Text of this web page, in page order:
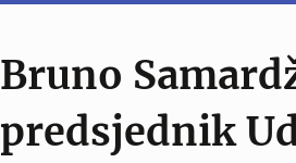
Bruno
predsjednik